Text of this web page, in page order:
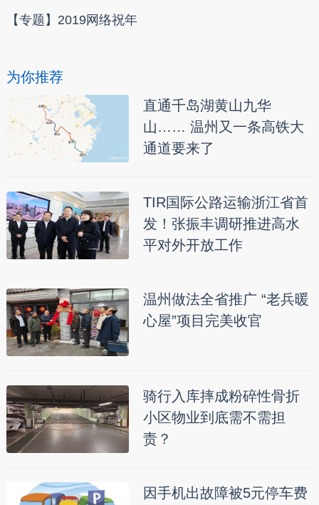
【专题】2019网络祝年
为你推荐
直通千岛湖黄山九华
山…… 温州又一条高铁大
通道要来了
TIR国际公路运输浙江省首
发！张振丰调研推进高水
平对外开放工作
温州做法全省推广 “老兵暖
心屋”项目完美收官
骑行入库摔成粉碎性骨折
小区物业到底需不需担
责？
因手机出故障被5元停车费